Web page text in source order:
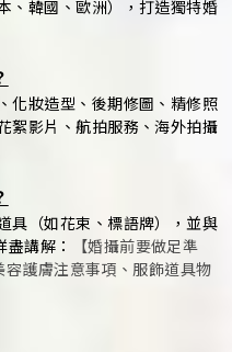
、韓國、歐洲），打造獨特婚
化妝造型、後期修圖、精修照
絮影片、航拍服務、海外拍攝
具（如花束、標語牌），並與
講解：
【婚攝前要做足準
護膚注意事項、服飾道具物